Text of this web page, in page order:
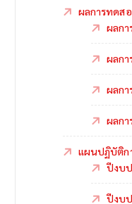
ผลการทดส
ผลกา
ผลก
ผลก
ผลกา
แผนปฏิบัติก
ปีงบ
ปีงบ